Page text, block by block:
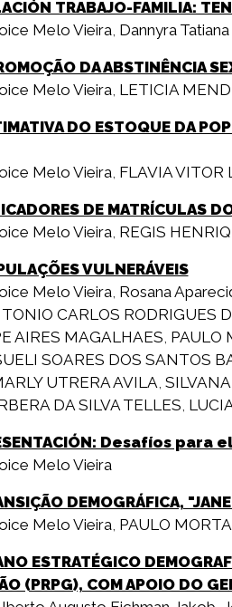
TRABAJO-FAMILIA:
Melo Vieira, Dannyra
DA ABSTINÊNCIA
Melo Vieira, LETICIA
DO ESTOQUE DA
Melo Vieira, FLAVIA VITOR
DE MATRÍCULAS
Melo Vieira, REGIS
VULNERÁVEIS
Melo Vieira, Rosana
CARLOS RODRIGUES
AIRES MAGALHAES, PAULO
SOARES DOS SANTOS
UTRERA AVILA,
DA SILVA TELLES,
Desafíos
Melo Vieira
DEMOGRÁFICA,
Melo Vieira, PAULO
ESTRATÉGICO
(PRPG), COM APOIO DO